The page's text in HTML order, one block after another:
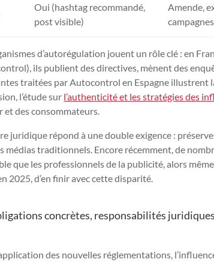
Oui (hashtag recommandé,
post visible)
Amende,
campagnes
d’autorégulation jouent un rôle clé : en
ils publient des directives, mènent des
traitées par Autocontrol en Espagne illustrent
l’étude sur l’authenticité et les stratégies des
et des consommateurs.
juridique répond à une double exigence :
médias traditionnels. Encore récemment, de
que les professionnels de la publicité, alors
2025, d’en finir avec cette disparité.
concrètes, responsabilités
des nouvelles réglementations,